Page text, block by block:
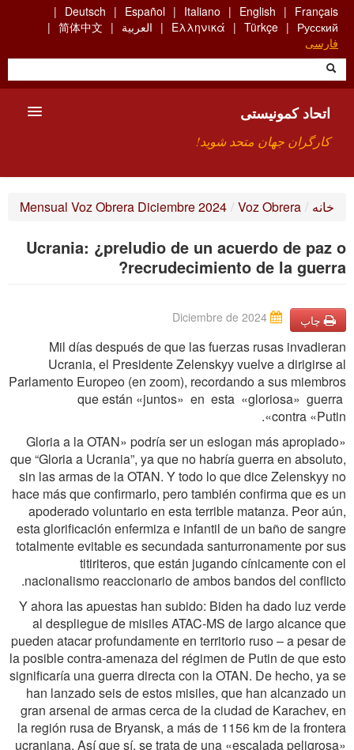
Skip
main
content
Français
English
Italiano
Español
Deutsch
Русский
Türkçe
Ελληνικά العربية
简体中文
فارسی
اتحاد کمونیستی
کارگران جهان متحد شوید!
جستجو
خانه /
Voz Obrera
/
Mensual Voz Obrera Diciembre 2024
Ucrania: ¿preludio de un acuerdo de paz o
recrudecimiento de la guerra?
چاپ
Mil días después de que las fuerzas rusas invadieran
Ucrania, el Presidente Zelenskyy vuelve a dirigirse al
Parlamento Europeo (en zoom), recordando a sus miembros
que están «juntos» en esta «gloriosa» guerra
contra «Putin».
«Gloria a la OTAN» podría ser un eslogan más apropiado
que “Gloria a Ucrania”, ya que no habría guerra en absoluto,
sin las armas de la OTAN. Y todo lo que dice Zelenskyy no
hace más que confirmarlo, pero también confirma que es un
apoderado voluntario en esta terrible matanza. Peor aún,
esta glorificación enfermiza e infantil de un baño de sangre
totalmente evitable es secundada santurronamente por sus
titiriteros, que están jugando cínicamente con el
nacionalismo reaccionario de ambos bandos del conflicto.
Y ahora las apuestas han subido: Biden ha dado luz verde
al despliegue de misiles ATAC-MS de largo alcance que
pueden atacar profundamente en territorio ruso – a pesar de
la posible contra-amenaza del régimen de Putin de que esto
significaría una guerra directa con la OTAN. De hecho, ya se
han lanzado seis de estos misiles, que han alcanzado un
gran arsenal de armas cerca de la ciudad de Karachev, en
la región rusa de Bryansk, a más de 1156 km de la frontera
ucraniana. Así que sí, se trata de una «escalada peligrosa»